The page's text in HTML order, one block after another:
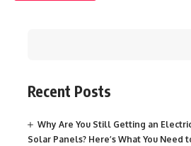
Recent Posts
Why Are You Still Getting an
Solar Panels? Here’s What You Need